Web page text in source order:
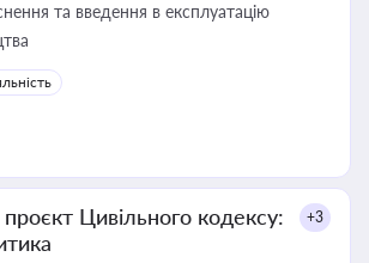
та введення в експлуатацію
Цивільного кодексу:
+3